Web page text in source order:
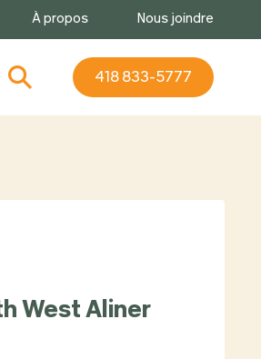
À propos Nous joindre
418 833-5777
West Aliner